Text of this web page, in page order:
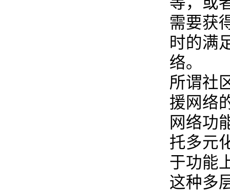
需要获
时的满
络。
所谓社
援网络
网络功
托多元
于功能
这种